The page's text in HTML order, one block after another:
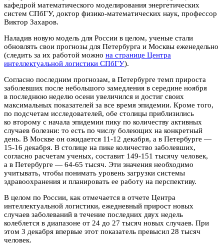
кафедрой математического моделирования энергетических
систем СПбГУ, доктор физико-математических наук, профессор
Виктор Захаров.
Наладив новую модель для России в целом, ученые стали
обновлять свои прогнозы для Петербурга и Москвы еженедельно
(следить за их работой можно на странице Центра
интеллектуальной логистики СПбГУ).
Согласно последним прогнозам, в Петербурге темп прироста
заболевших после небольшого замедления в середине ноября
в последнюю неделю осени увеличился и достиг своих
максимальных показателей за все время эпидемии. Кроме того,
по подсчетам исследователей, обе столицы приблизились
ко второму с начала эпидемии пику по количеству активных
случаев болезни: то есть по числу болеющих на конкретный
день. В Москве он ожидается 11-12 декабря, а в Петербурге —
15-16 декабря. В столице на пике количество заболевших,
согласно расчетам ученых, составит 149-151 тысячу человек,
а в Петербурге — 64-65 тысяч. Эти значения необходимо
учитывать, чтобы понимать уровень загрузки системы
здравоохранения и планировать ее работу на перспективу.
В целом по России, как отмечается в отчете Центра
интеллектуальной логистики, ежедневный прирост новых
случаев заболеваний в течение последних двух недель
колеблется в диапазоне от 24 до 27 тысяч новых случаев. При
этом 3 декабря впервые этот показатель превысил 28 тысяч
человек.